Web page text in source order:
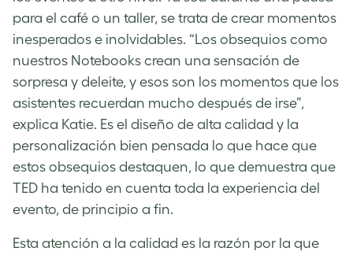
para el café o un taller, se trata de crear momentos
inesperados e inolvidables. “Los obsequios como
nuestros Notebooks crean una sensación de
sorpresa y deleite, y esos son los momentos que los
asistentes recuerdan mucho después de irse”,
explica Katie. Es el diseño de alta calidad y la
personalización bien pensada lo que hace que
estos obsequios destaquen, lo que demuestra que
TED ha tenido en cuenta toda la experiencia del
evento, de principio a fin.
Esta atención a la calidad es la razón por la que